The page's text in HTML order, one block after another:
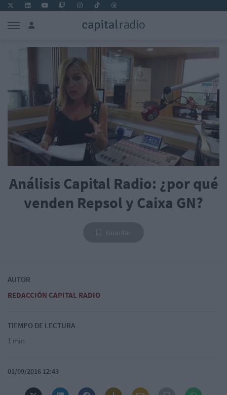
Análisis Capital Radio: ¿por qué
venden Repsol y Caixa GN?
AUTOR
REDACCIÓN CAPITAL RADIO
TIEMPO DE LECTURA
1 min
01/09/2016 12:43